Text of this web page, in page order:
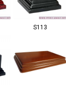
S113